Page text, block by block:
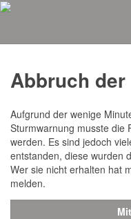
Abbruch
Aufgrund der wenige
Sturmwarnung musste die
werden. Es sind jedoch
entstanden, diese wurden
Wer sie nicht erhalten hat
melden.